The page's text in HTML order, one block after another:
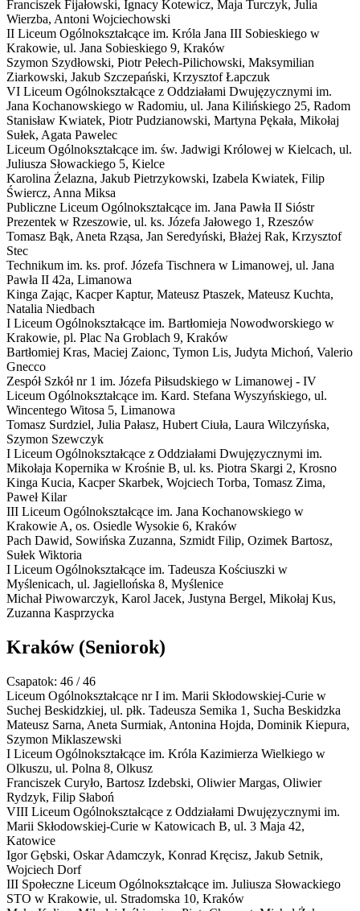
Franciszek Fijałowski, Ignacy Kotewicz, Maja Turczyk, Julia
Wierzba, Antoni Wojciechowski
II Liceum Ogólnokształcące im. Króla Jana III Sobieskiego w
Krakowie, ul. Jana Sobieskiego 9, Kraków
Szymon Szydłowski, Piotr Pełech-Pilichowski, Maksymilian
Ziarkowski, Jakub Szczepański, Krzysztof Łapczuk
VI Liceum Ogólnokształcące z Oddziałami Dwujęzycznymi im.
Jana Kochanowskiego w Radomiu, ul. Jana Kilińskiego 25, Radom
Stanisław Kwiatek, Piotr Pudzianowski, Martyna Pękała, Mikołaj
Sułek, Agata Pawelec
Liceum Ogólnokształcące im. św. Jadwigi Królowej w Kielcach, ul.
Juliusza Słowackiego 5, Kielce
Karolina Żelazna, Jakub Pietrzykowski, Izabela Kwiatek, Filip
Świercz, Anna Miksa
Publiczne Liceum Ogólnokształcące im. Jana Pawła II Sióstr
Prezentek w Rzeszowie, ul. ks. Józefa Jałowego 1, Rzeszów
Tomasz Bąk, Aneta Rząsa, Jan Seredyński, Błażej Rak, Krzysztof
Stec
Technikum im. ks. prof. Józefa Tischnera w Limanowej, ul. Jana
Pawła II 42a, Limanowa
Kinga Zając, Kacper Kaptur, Mateusz Ptaszek, Mateusz Kuchta,
Natalia Niedbach
I Liceum Ogólnokształcące im. Bartłomieja Nowodworskiego w
Krakowie, pl. Plac Na Groblach 9, Kraków
Bartłomiej Kras, Maciej Zaionc, Tymon Lis, Judyta Michoń, Valerio
Gnecco
Zespół Szkół nr 1 im. Józefa Piłsudskiego w Limanowej - IV
Liceum Ogólnokształcące im. Kard. Stefana Wyszyńskiego, ul.
Wincentego Witosa 5, Limanowa
Tomasz Surdziel, Julia Pałasz, Hubert Ciuła, Laura Wilczyńska,
Szymon Szewczyk
I Liceum Ogólnokształcące z Oddziałami Dwujęzycznymi im.
Mikołaja Kopernika w Krośnie B, ul. ks. Piotra Skargi 2, Krosno
Kinga Kucia, Kacper Skarbek, Wojciech Torba, Tomasz Zima,
Paweł Kilar
III Liceum Ogólnokształcące im. Jana Kochanowskiego w
Krakowie A, os. Osiedle Wysokie 6, Kraków
Pach Dawid, Sowińska Zuzanna, Szmidt Filip, Ozimek Bartosz,
Sułek Wiktoria
I Liceum Ogólnokształcące im. Tadeusza Kościuszki w
Myślenicach, ul. Jagiellońska 8, Myślenice
Michał Piwowarczyk, Karol Jacek, Justyna Bergel, Mikołaj Kus,
Zuzanna Kasprzycka
Kraków (Seniorok)
Csapatok: 46 / 46
Liceum Ogólnokształcące nr I im. Marii Skłodowskiej-Curie w
Suchej Beskidzkiej, ul. płk. Tadeusza Semika 1, Sucha Beskidzka
Mateusz Sarna, Aneta Surmiak, Antonina Hojda, Dominik Kiepura,
Szymon Miklaszewski
I Liceum Ogólnokształcące im. Króla Kazimierza Wielkiego w
Olkuszu, ul. Polna 8, Olkusz
Franciszek Curyło, Bartosz Izdebski, Oliwier Margas, Oliwier
Rydzyk, Filip Słaboń
VIII Liceum Ogólnokształcące z Oddziałami Dwujęzycznymi im.
Marii Skłodowskiej-Curie w Katowicach B, ul. 3 Maja 42,
Katowice
Igor Gębski, Oskar Adamczyk, Konrad Kręcisz, Jakub Setnik,
Wojciech Dorf
III Społeczne Liceum Ogólnokształcące im. Juliusza Słowackiego
STO w Krakowie, ul. Stradomska 10, Kraków